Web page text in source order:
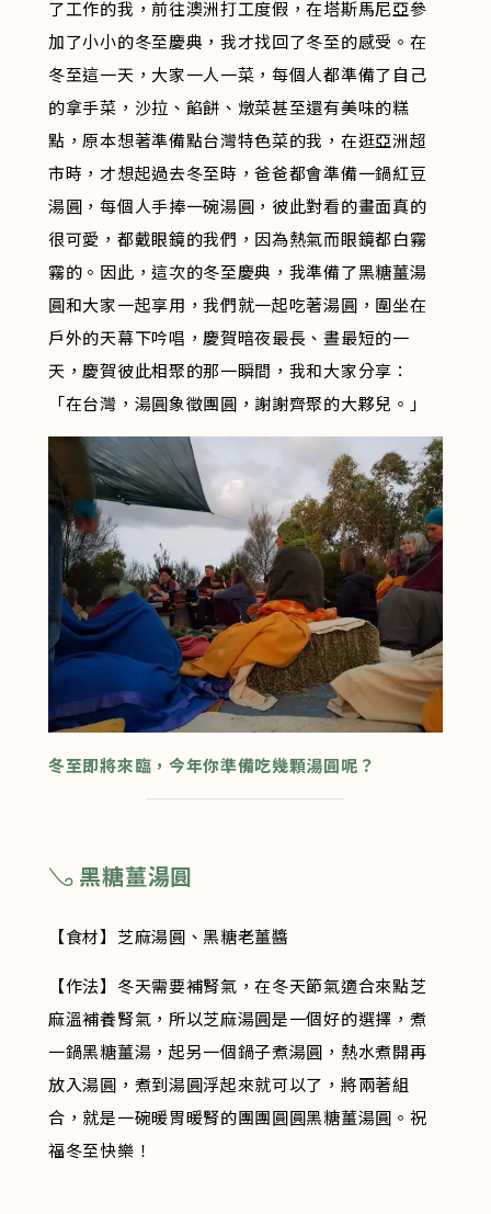
了工作的我，前往澳洲打工度假，在塔斯馬尼亞參
加了小小的冬至慶典，我才找回了冬至的感受。在
冬至這一天，大家一人一菜，每個人都準備了自己
的拿手菜，沙拉、餡餅、燉菜甚至還有美味的糕
點，原本想著準備點台灣特色菜的我，在逛亞洲超
市時，才想起過去冬至時，爸爸都會準備一鍋紅豆
湯圓，每個人手捧一碗湯圓，彼此對看的畫面真的
很可愛，都戴眼鏡的我們，因為熱氣而眼鏡都白霧
霧的。因此，這次的冬至慶典，我準備了黑糖薑湯
圓和大家一起享用，我們就一起吃著湯圓，圍坐在
戶外的天幕下吟唱，慶賀暗夜最長、晝最短的一
天，慶賀彼此相聚的那一瞬間，我和大家分享：
「在台灣，湯圓象徵團圓，謝謝齊聚的大夥兒。」
冬至即將來臨，今年你準備吃幾顆湯圓呢？
𓂅 黑糖薑湯圓
【食材】芝麻湯圓、黑糖老薑醬
【作法】冬天需要補腎氣，在冬天節氣適合來點芝
麻溫補養腎氣，所以芝麻湯圓是一個好的選擇，煮
一鍋黑糖薑湯，起另一個鍋子煮湯圓，熱水煮開再
放入湯圓，煮到湯圓浮起來就可以了，將兩著組
合，就是一碗暖胃暖腎的團團圓圓黑糖薑湯圓。祝
福冬至快樂！